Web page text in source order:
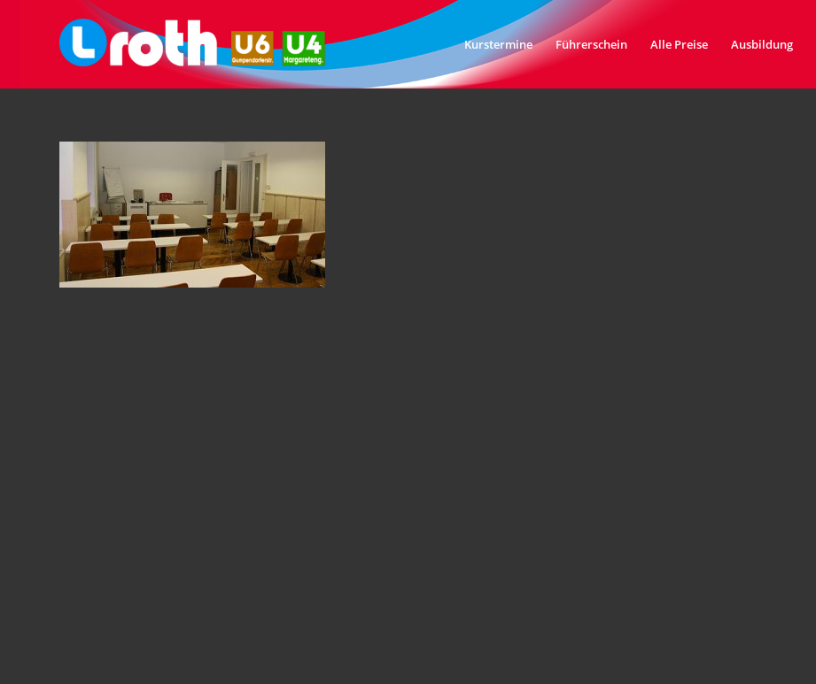
Kurstermine Führerschein Alle Preise Ausbildung